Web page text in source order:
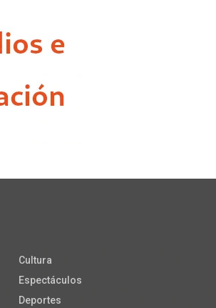
Cultura
Espectáculos
Deportes